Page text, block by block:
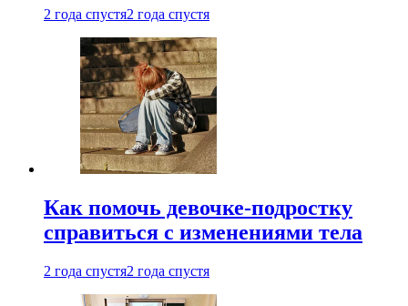
2 года спустя2 года спустя
Как помочь девочке-подростку
справиться с изменениями тела
2 года спустя2 года спустя